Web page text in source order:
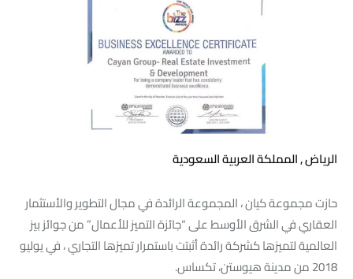
الرياض , المملكة العربية السعودية
حازت مجموعة كيان ، المجموعة الرائدة في مجال التطوير والأستثمار
العقاري في الشرق الأوسط على “جائزة التميز للأعمال” من جوائز بيز
العالمية لتميزها كشركة رائدة أثبتت باستمرار تميزها التجاري ، في يوليو
2018 من مدينة هيوستن، تكساس.